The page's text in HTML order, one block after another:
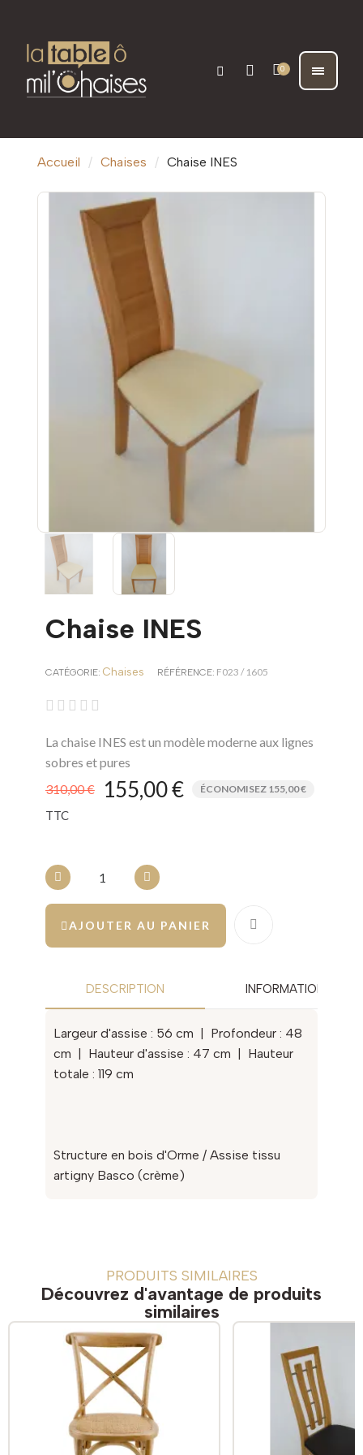
Accueil Chaises Chaise INES
Chaise INES
CATÉGORIE Chaises RÉFÉRENCE F023 / 1605
    
La chaise INES est un modèle moderne aux lignes
sobres et pures
310,00 €
155,00 € ÉCONOMISEZ 155,00 €
TTC
AJOUTER AU PANIER
DESCRIPTION INFORMATION
Largeur d'assise : 56 cm | Profondeur : 48
cm | Hauteur d'assise : 47 cm | Hauteur
totale : 119 cm
Structure en bois d'Orme / Assise tissu
artigny Basco (crème)
PRODUITS SIMILAIRES
Découvrez d'avantage de produits
similaires